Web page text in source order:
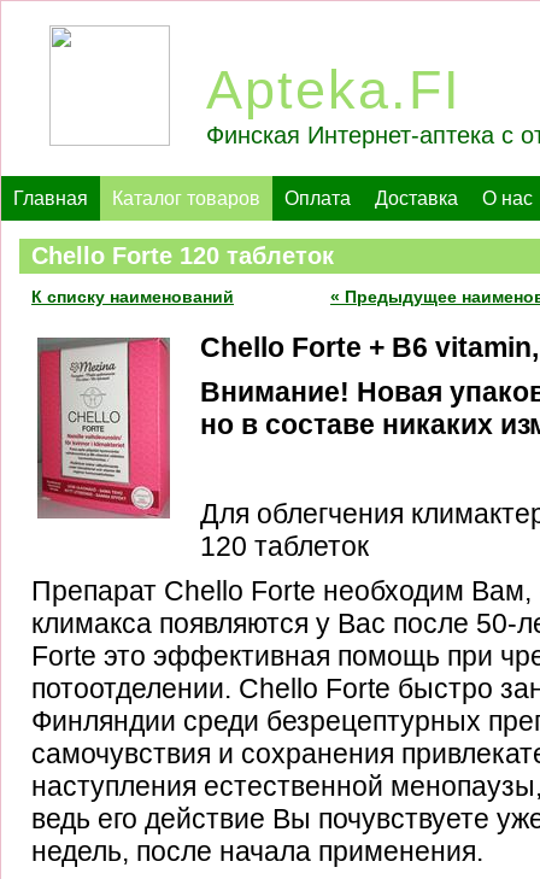
Apteka.FI
Финская Интернет-аптека с
Главная Каталог товаров Оплата Доставка О нас
Chello Forte 120 таблеток
« Предыдущее
К списку наименований
Chello Forte + B6
Внимание! Новая
но в составе никаких
Для облегчения
120 таблеток
Препарат Chello Forte необходим
климакса появляются у Вас после 50-
Forte это эффективная помощь при
потоотделении. Chello Forte быстро
Финляндии среди безрецептурных
самочувствия и сохранения
наступления естественной
ведь его действие Вы почувствуете
недель, после начала применения.